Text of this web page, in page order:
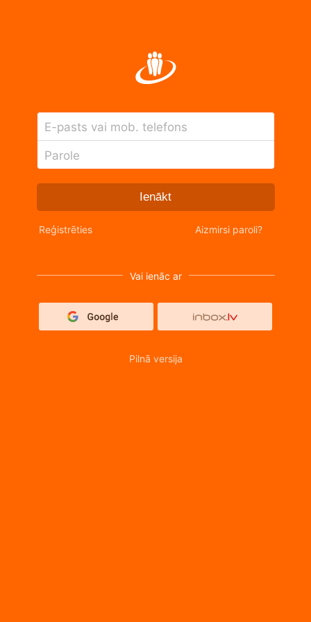
E-pasts vai mob. telefons
Parole
Ienākt
Reģistrēties Aizmirsi paroli?
Vai ienāc ar
Pilnā versija